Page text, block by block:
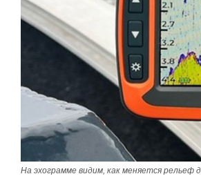
На эхограмме видим, как меняется рельеф